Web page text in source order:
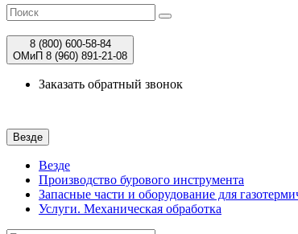
8 (800) 600-58-84
ОМиП 8 (960) 891-21-08
Заказать обратный звонок
Везде
Везде
Производство бурового инструмента
Запасные части и оборудование для
Услуги. Механическая обработка